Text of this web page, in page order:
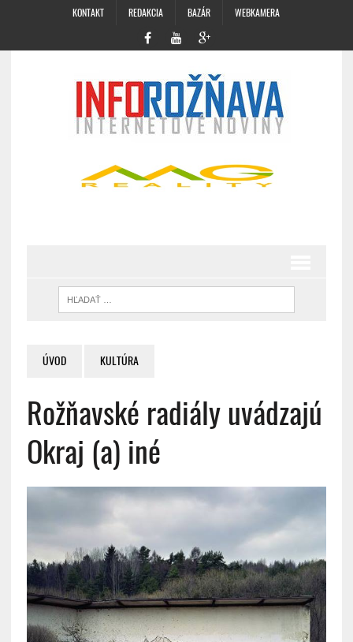
KONTAKT REDAKCIA BAZÁR WEBKAMERA
ÚVOD KULTÚRA
Rožňavské radiály uvádzajú
Okraj (a) iné